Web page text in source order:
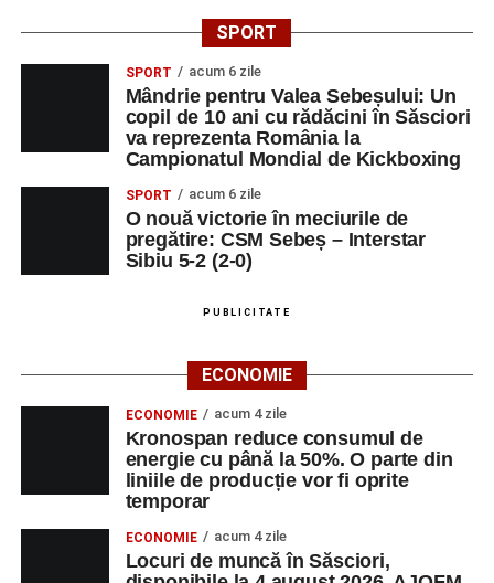
(România, 2023), black comedy, în regia lui
Gabi Virginia Șarga și Cătălin Rotaru, producător Gabi
DUMINICĂ, 23 AUGUST 2026
Râpa Roșie
„Cicloaventurier de Sebeș”– startul oficial
al competiției MTB pentru copii.
LUNI, 24 AUGUST 2026
Casa Fanfarei din Petrești
Ora 18.00– Activități recreative pentru copii, susținute de
trupele de teatru„Gepetto”și„Pied Piper”.
Seară cu tradiții săsești, cu participarea:
Fanfarei din Petrești;
Trupei de Dansuri Săsești;
SPORT
SPORT acum 6 zile
Mândrie pentru Valea Sebeșului: Un
copil de 10 ani cu rădăcini în Săsciori
va reprezenta România la
Campionatul Mondial de Kickboxing
SPORT acum 6 zile
O nouă victorie în meciurile de
pregătire: CSM Sebeș – Interstar
Sibiu 5-2 (2-0)
PUBLICITATE
ECONOMIE
ECONOMIE acum 4 zile
Kronospan reduce consumul de
energie cu până la 50%. O parte din
liniile de producție vor fi oprite
temporar
ECONOMIE acum 4 zile
Locuri de muncă în Săsciori,